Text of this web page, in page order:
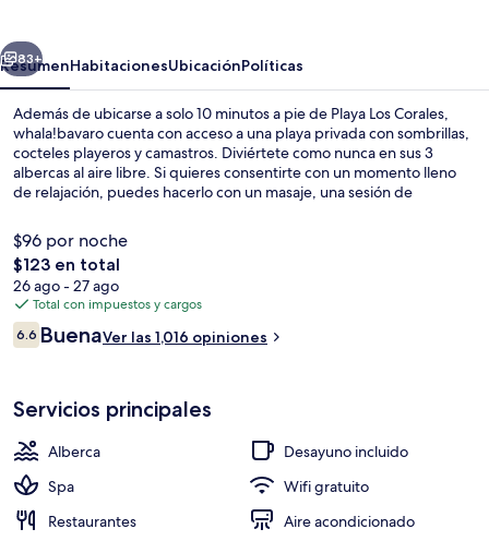
Siguiente
83+
ResumenHabitacionesUbicaciónPolíticas
Además de ubicarse a solo 10 minutos a pie de Playa Los Corales,
whala!bavaro cuenta con acceso a una playa privada con sombrillas,
cocteles playeros y camastros. Diviértete como nunca en sus 3
albercas al aire libre. Si quieres consentirte con un momento lleno
de relajación, puedes hacerlo con un masaje, una sesión de
gastronomía en sus 3 restaurantes, y si quieres tomar un coctel, los 2
bares junto a la alberca son un buen lugar. Otros servicios y
amenidades a destacar de este resort todo incluido son sus 2 bares
o lounges, su sala de fitness abierta las 24 horas y su sala de fitness.
A otros visitantes les encantan las amenidades y características como
el personal amable y la ubicación.
$96 por noche
El
precio
total
es
de
$123 en total
26 ago - 27 ago
Total con impuestos y cargos
Opiniones
6.66.6 de 10,
BuenaVer las 1,016 opiniones
Servicios principales
Alberca
Desayuno incluido
Spa
Wifi gratuito
Restaurantes
Aire acondicionado